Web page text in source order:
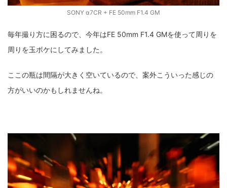
SONY α7CR + FE 50mm F1.4 GM
毎年撮り方に困るので、今年はFE 50mm F1.4 GMを使って周りを
周りを玉ボケにしてみました。
ここの瓶は間隔が大きく空いているので、案外こういった感じの
方がいいのかもしれませんね。